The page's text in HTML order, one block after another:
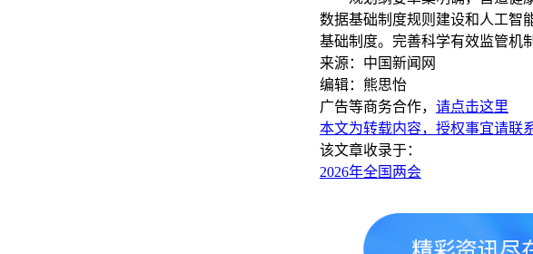
数据基础制度规则建设和人工智
基础制度。完善科学有效监管机
来源：中国新闻网
编辑：熊思怡
广告等商务合作， 请点击这里
本文为转载内容，授权事宜请联
该文章收录于：
2026年全国两会